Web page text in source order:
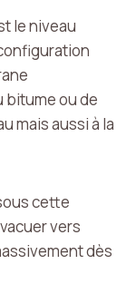
le niveau
bitume ou de
mais aussi à la
cette
vers
dès